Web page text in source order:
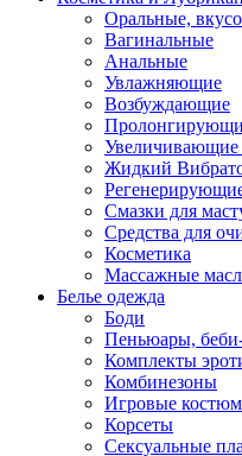
Оральные,
Вагинальные
Анальные
Увлажняющие
Возбуждающие
Увеличивающие
Жидкий
Смазки для
Средства для
Косметика
Массажные
Белье одежда
Боди
Пеньюары,
Комплекты
Комбинезоны
Игровые
Корсеты
Сексуальные